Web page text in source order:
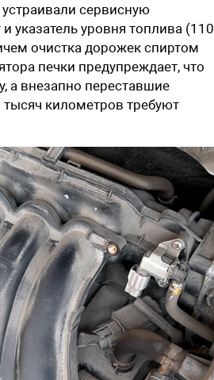
сервисную
указатель уровня топлива (110
очистка дорожек спиртом
печки предупреждает, что
а внезапно переставшие
километров требуют